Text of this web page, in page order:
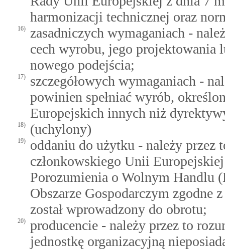
harmonizacji technicznej oraz
16)
zasadniczych wymaganiach -
cech wyrobu, jego projektowania
nowego podejścia;
17)
szczegółowych wymaganiach -
powinien spełniać wyrób,
Europejskich innych niż
18) (uchylony)
19)
oddaniu do użytku - należy przez
członkowskiego Unii
Porozumienia o Wolnym Handlu
Obszarze Gospodarczym zgodne
został wprowadzony do obrotu;
20)
producencie - należy przez to
jednostkę organizacyjną